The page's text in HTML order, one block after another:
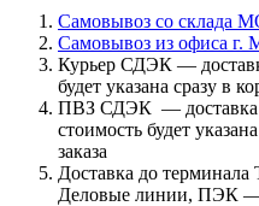
Самовывоз со склада
Самовывоз из офиса г.
Курьер СДЭК —
будет указана сразу в
ПВЗ СДЭК — доставка
стоимость будет
заказа
Доставка до
Деловые линии, ПЭК —